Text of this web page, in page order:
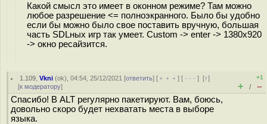
Какой смысл это имеет в оконном режиме? Там можно
любое разрешение <= полноэкранного. Было бы удобно
если бы можно было свое поставить вручную, большая
часть SDLных игр так умеет. Custom -> enter -> 1380x920
-> окно ресайзится.
1.109 ,Vkni (ok), 04:54, 25/12/2021 [ответить] [ ﹢﹢﹢] [ · · ·][↑]
[к модератору]
+1
+ / –
Спасибо! В ALT регулярно пакетируют. Вам, боюсь,
довольно скоро будет нехватать места в выборе
языка.